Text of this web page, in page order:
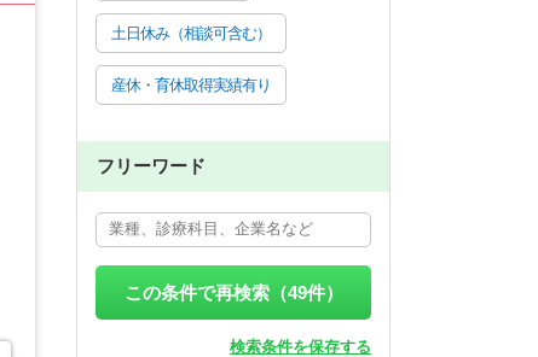
土日休み（相談可含む）
産休・育休取得実績有り
フリーワード
この条件で再検索（49件）
検索条件を保存する